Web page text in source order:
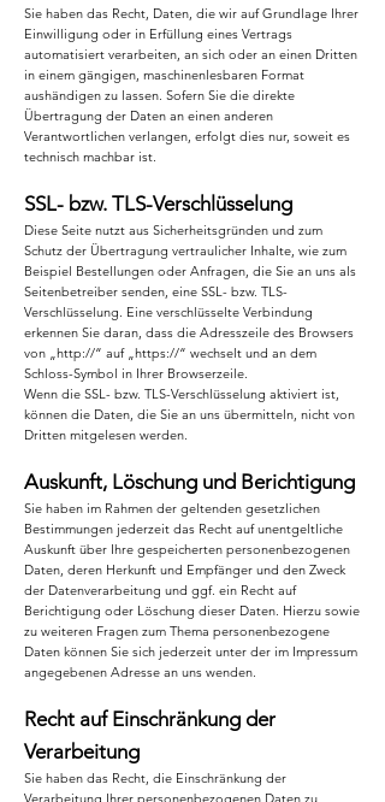
Sie haben das Recht, Daten, die wir auf Grundlage Ihrer
Einwilligung oder in Erfüllung eines Vertrags
automatisiert verarbeiten, an sich oder an einen Dritten
in einem gängigen, maschinenlesbaren Format
aushändigen zu lassen. Sofern Sie die direkte
Übertragung der Daten an einen anderen
Verantwortlichen verlangen, erfolgt dies nur, soweit es
technisch machbar ist.
SSL- bzw. TLS-Verschlüsselung
Diese Seite nutzt aus Sicherheitsgründen und zum
Schutz der Übertragung vertraulicher Inhalte, wie zum
Beispiel Bestellungen oder Anfragen, die Sie an uns als
Seitenbetreiber senden, eine SSL- bzw. TLS-
Verschlüsselung. Eine verschlüsselte Verbindung
erkennen Sie daran, dass die Adresszeile des Browsers
von „http://“ auf „https://“ wechselt und an dem
Schloss-Symbol in Ihrer Browserzeile.
Wenn die SSL- bzw. TLS-Verschlüsselung aktiviert ist,
können die Daten, die Sie an uns übermitteln, nicht von
Dritten mitgelesen werden.
Auskunft, Löschung und Berichtigung
Sie haben im Rahmen der geltenden gesetzlichen
Bestimmungen jederzeit das Recht auf unentgeltliche
Auskunft über Ihre gespeicherten personenbezogenen
Daten, deren Herkunft und Empfänger und den Zweck
der Datenverarbeitung und ggf. ein Recht auf
Berichtigung oder Löschung dieser Daten. Hierzu sowie
zu weiteren Fragen zum Thema personenbezogene
Daten können Sie sich jederzeit unter der im Impressum
angegebenen Adresse an uns wenden.
Recht auf Einschränkung der
Verarbeitung
Sie haben das Recht, die Einschränkung der
Verarbeitung Ihrer personenbezogenen Daten zu